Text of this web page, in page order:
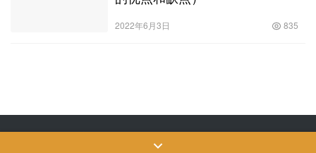
2022年6月3日 835
Copyright © 飒飒宠物生活 版权所有SiteMap网站地图苏ICP备2022024906
号-3